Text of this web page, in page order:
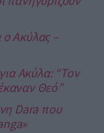
Ακύλας –
Ακύλα: “Τον
Θεό”
Dara που